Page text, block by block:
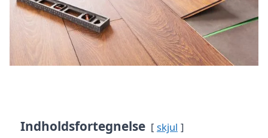
Indholdsfortegnelse skjul